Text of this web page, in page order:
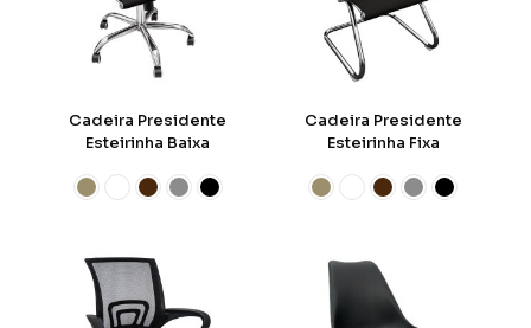
Cadeira Presidente
Esteirinha Baixa
Cadeira Presidente
Esteirinha Fixa